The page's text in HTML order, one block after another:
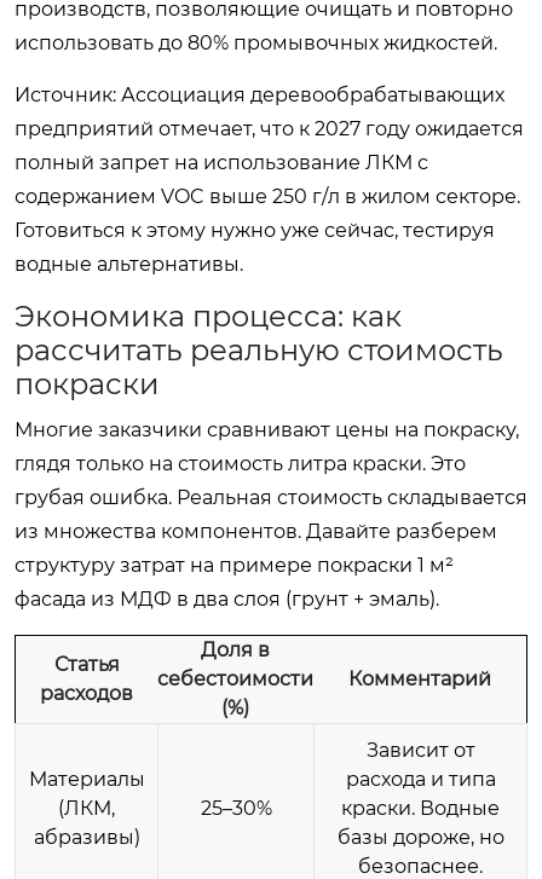
производств, позволяющие очищать и повторно
использовать до 80% промывочных жидкостей.
Источник: Ассоциация деревообрабатывающих
предприятий отмечает, что к 2027 году ожидается
полный запрет на использование ЛКМ с
содержанием VOC выше 250 г/л в жилом секторе.
Готовиться к этому нужно уже сейчас, тестируя
водные альтернативы.
Экономика процесса: как
рассчитать реальную стоимость
покраски
Многие заказчики сравнивают цены на покраску,
глядя только на стоимость литра краски. Это
грубая ошибка. Реальная стоимость складывается
из множества компонентов. Давайте разберем
структуру затрат на примере покраски 1 м²
фасада из МДФ в два слоя (грунт + эмаль).
Статья
расходов
Доля в
себестоимости
(%)
Комментарий
Материалы
(ЛКМ,
абразивы)
25–30%
Зависит от
расхода и типа
краски. Водные
базы дороже, но
безопаснее.